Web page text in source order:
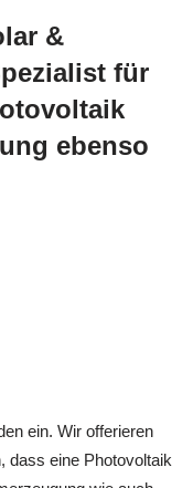
&
für
ebenso
ein. Wir offerieren
dass eine Photovoltaik